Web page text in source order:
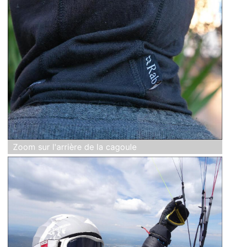
Zoom sur l'arrière de la cagoule